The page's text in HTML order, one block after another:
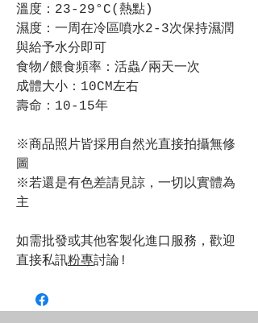
溫度：23-29°C(熱點)
濕度：一周在冷區噴水2-3次保持濕潤
與給予水分即可
食物/餵食頻率：活蟲/兩天一次
成體大小：10CM左右
壽命：10-15年
※商品照片皆採用自然光直接拍攝無修
圖
※若還是有色差請見諒，一切以實體為
主
如需批發或其他客製化進口服務，歡迎
直接私訊粉專討論!